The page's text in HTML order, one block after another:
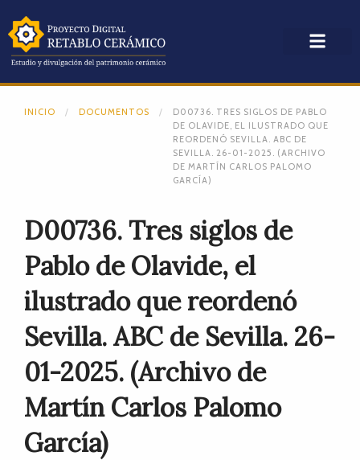
INICIO DOCUMENTOS
D00736. TRES SIGLOS DE PABLO
DE OLAVIDE, EL ILUSTRADO QUE
REORDENÓ SEVILLA. ABC DE
SEVILLA. 26-01-2025. (ARCHIVO
DE MARTÍN CARLOS PALOMO
GARCÍA)
D00736. Tres siglos de
Pablo de Olavide, el
ilustrado que reordenó
Sevilla. ABC de Sevilla. 26-
01-2025. (Archivo de
Martín Carlos Palomo
García)